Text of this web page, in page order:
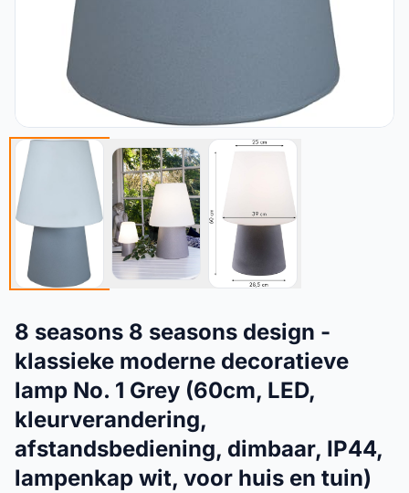
8 seasons 8 seasons design -
klassieke moderne decoratieve
lamp No. 1 Grey (60cm, LED,
kleurverandering,
afstandsbediening, dimbaar, IP44,
lampenkap wit, voor huis en tuin)